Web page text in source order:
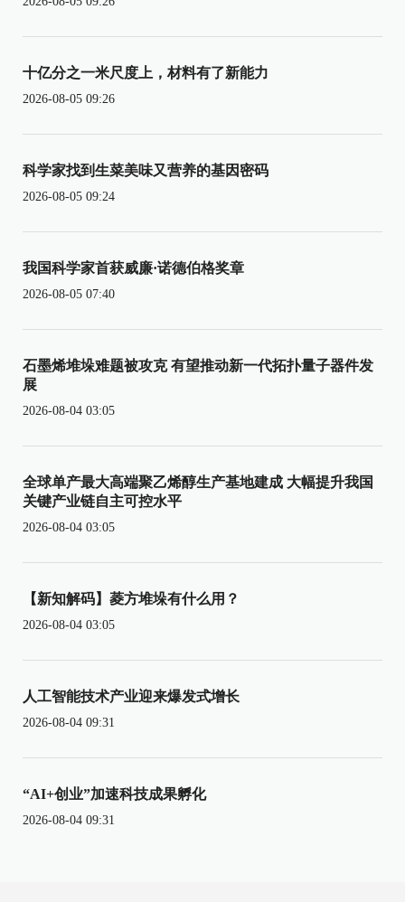
十亿分之一米尺度上，材料有了新能力
2026-08-05 09:26
科学家找到生菜美味又营养的基因密码
2026-08-05 09:24
我国科学家首获威廉·诺德伯格奖章
2026-08-05 07:40
石墨烯堆垛难题被攻克 有望推动新一代拓扑量子器件发
展
2026-08-04 03:05
全球单产最大高端聚乙烯醇生产基地建成 大幅提升我国
关键产业链自主可控水平
2026-08-04 03:05
【新知解码】菱方堆垛有什么用？
2026-08-04 03:05
人工智能技术产业迎来爆发式增长
2026-08-04 09:31
“AI+创业”加速科技成果孵化
2026-08-04 09:31